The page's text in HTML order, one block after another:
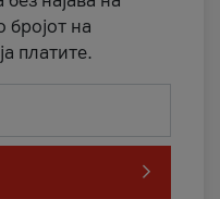
бројот на
платите.